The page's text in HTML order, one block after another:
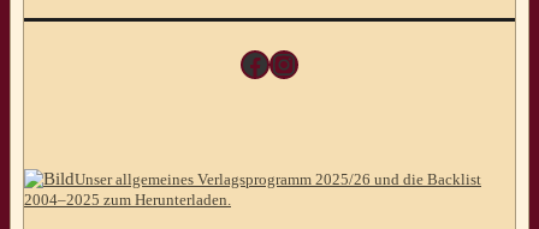
Facebook
Instagram
Unser allgemeines Verlagsprogramm 2025/26 und die Backlist
2004–2025 zum Herunterladen.